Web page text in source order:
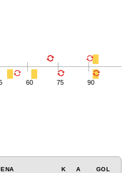
60 75 90
K A GOL